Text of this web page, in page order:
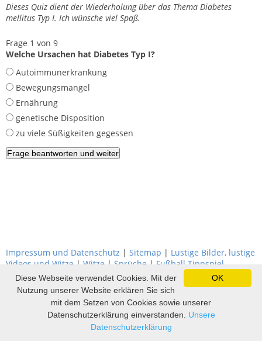
Dieses Quiz dient der Wiederholung über das Thema Diabetes
mellitus Typ I. Ich wünsche viel Spaß.
Frage 1 von 9
Welche Ursachen hat Diabetes Typ I?
Autoimmunerkrankung
Bewegungsmangel
Ernährung
genetische Disposition
zu viele Süßigkeiten gegessen
Impressum und Datenschutz | Sitemap | Lustige Bilder, lustige
Videos und Witze | Witze | Sprüche | Fußball Tippspiel
OK
Diese Webseite verwendet Cookies. Mit der
Nutzung unserer Website erklären Sie sich
mit dem Setzen von Cookies sowie unserer
Datenschutzerklärung einverstanden. Unsere
Datenschutzerklärung